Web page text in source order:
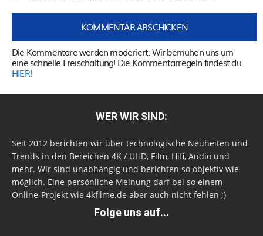
Die Kommentare werden moderiert. Wir bemühen uns um
eine schnelle Freischaltung! Die Kommentarregeln findest du
HIER!
WER WIR SIND:
Seit 2012 berichten wir über technologische Neuheiten und
Trends in den Bereichen 4K / UHD, Film, Hifi, Audio und
mehr. Wir sind unabhängig und berichten so objektiv wie
möglich. Eine persönliche Meinung darf bei so einem
Online-Projekt wie 4kfilme.de aber auch nicht fehlen ;)
Folge uns auf...